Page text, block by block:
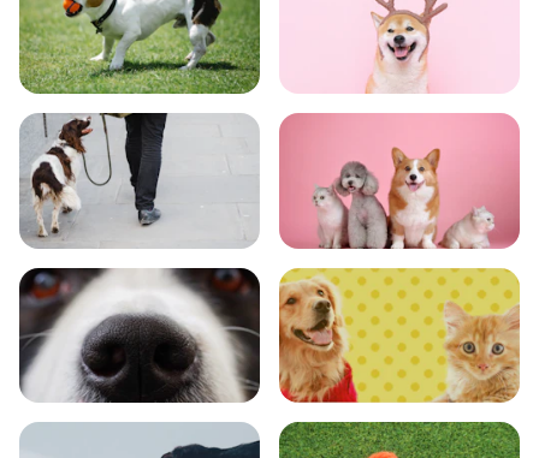
トレーニング グッズ
おでかけ 図鑑
エンタメ クイズ